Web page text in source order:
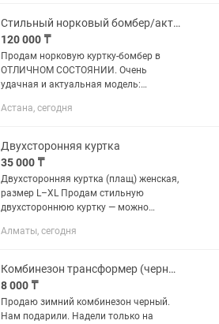
Стильный норковый бомбер/актуальная модель
120 000 ₸
Продам норковую куртку-бомбер в
ОТЛИЧНОМ СОСТОЯНИИ. Очень
удачная и актуальная модель:
резинке снизу. Мех густой, блестящий,
Идеальное,...
Астана, сегодня
Двухсторонняя куртка
35 000 ₸
Двухсторонняя куртка (плащ) женская,
размер L–XL Продам стильную
двухстороннюю куртку — можно
стеганой. Цвет: черный Размер: L–XL
Алматы, сегодня
Комбинезон трансформер (черный)
8 000 ₸
Продаю зимний комбинезон черный.
Нам подарили. Надели только на